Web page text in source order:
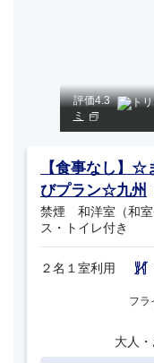
評価4.3
ミ
【食事なし】☆
びプラン☆九州
禁煙 和洋室（和
ス・トイレ付き
２名１室利用
フラ
大人